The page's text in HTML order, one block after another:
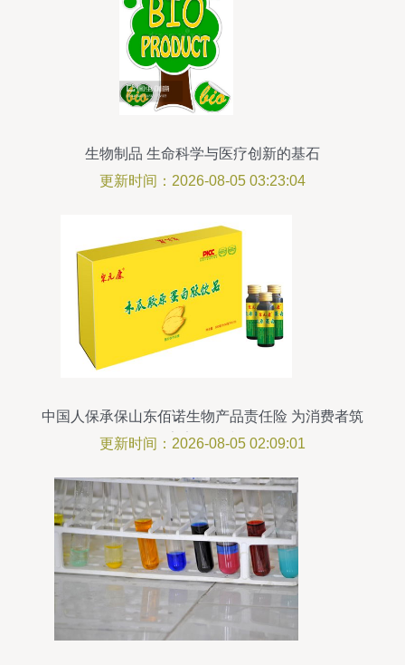
生物制品 生命科学与医疗创新的基石
更新时间：2026-08-05 03:23:04
中国人保承保山东佰诺生物产品责任险 为消费者筑
牢安全防线
更新时间：2026-08-05 02:09:01